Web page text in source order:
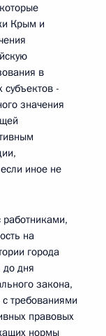
Крым и
в
-
значения
иное не
на
города
до дня
закона,
требованиями
правовых
нормы